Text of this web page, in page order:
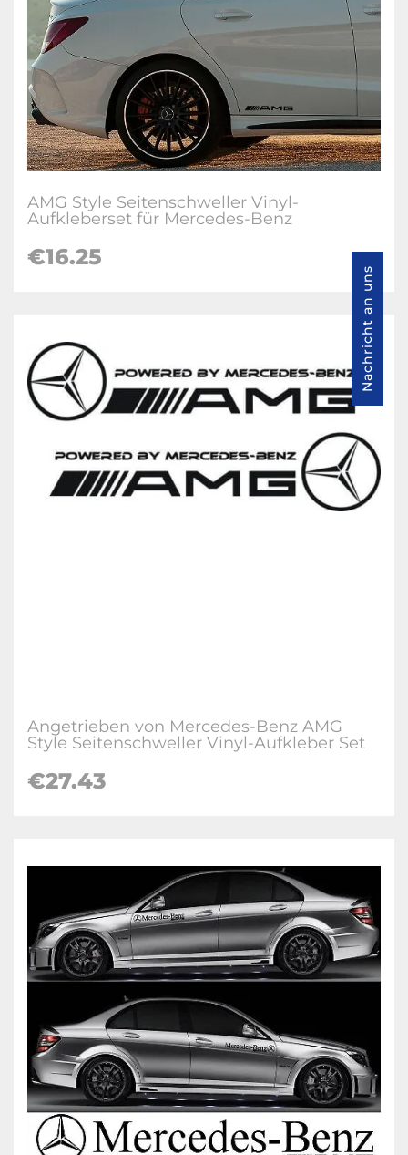
AMG Style Seitenschweller Vinyl-
Aufkleberset für Mercedes-Benz
€16.25
Angetrieben von Mercedes-Benz AMG
Style Seitenschweller Vinyl-Aufkleber Set
€27.43
Nachricht an uns